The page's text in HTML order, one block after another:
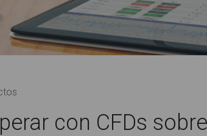
con CFDs